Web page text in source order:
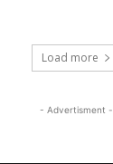
Load more
- Advertisment -